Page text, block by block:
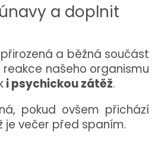
a doplnit
a běžná součást
našeho organismu
i psychickou zátěž.
pokud ovšem přichází
je večer před spaním.